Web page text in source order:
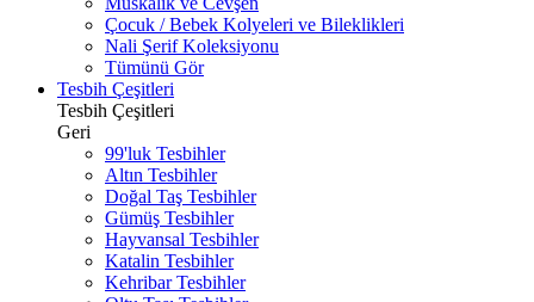
Çocuk / Bebek Kolyeleri ve Bileklikleri
Nali Şerif Koleksiyonu
Tümünü Gör
Tesbih Çeşitleri
Tesbih Çeşitleri
Geri
99'luk Tesbihler
Altın Tesbihler
Doğal Taş Tesbihler
Gümüş Tesbihler
Hayvansal Tesbihler
Katalin Tesbihler
Kehribar Tesbihler